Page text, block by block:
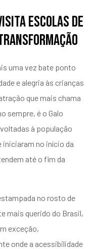
escolas de
uma vez bate ponto
e alegria às crianças
que mais chama
sempre, é o Galo
à população
no início da
até o fim da
no rosto de
mais querido do Brasil,
exceção,
onde a acessibilidade